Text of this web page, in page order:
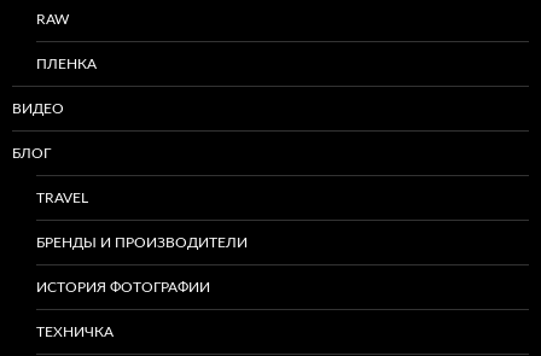
RAW
ПЛЕНКА
ВИДЕО
БЛОГ
TRAVEL
БРЕНДЫ И ПРОИЗВОДИТЕЛИ
ИСТОРИЯ ФОТОГРАФИИ
ТЕХНИЧКА